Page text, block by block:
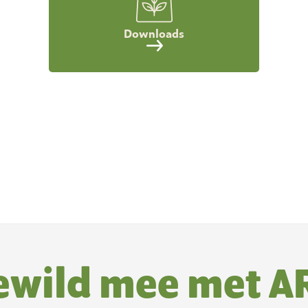
Downloads
mee met